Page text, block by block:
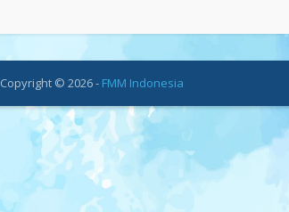
Copyright © 2026 - FMM Indonesia